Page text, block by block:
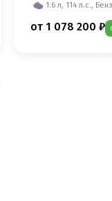
1.6 л, 114 л.с.,
от 1 078 200 ₽